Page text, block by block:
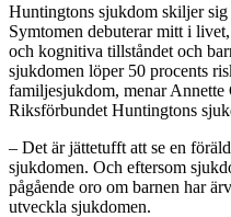
Huntingtons sjukdom skiljer sig
Symtomen debuterar mitt i
och kognitiva tillståndet och
sjukdomen löper 50 procents
familjesjukdom, menar Annette
Riksförbundet Huntingtons
– Det är jättetufft att se en
sjukdomen. Och eftersom
pågående oro om barnen har
utveckla sjukdomen.